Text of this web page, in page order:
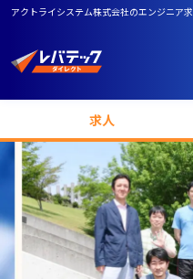
アクトライシステム株式会社のエンジニア
求人